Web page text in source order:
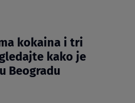
kokaina i tri
kako je
Beogradu